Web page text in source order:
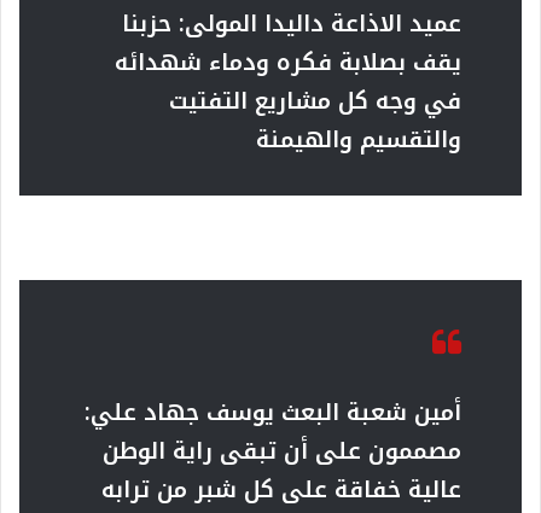
عميد الاذاعة داليدا المولى: حزبنا
يقف بصلابة فكره ودماء شهدائه
في وجه كل مشاريع التفتيت
والتقسيم والهيمنة
أمين شعبة البعث يوسف جهاد علي:
مصممون على أن تبقى راية الوطن
عالية خفاقة على كل شبر من ترابه